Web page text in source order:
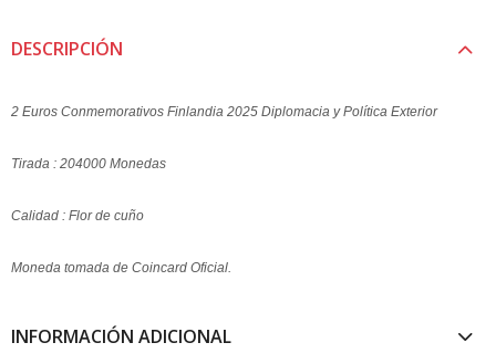
DESCRIPCIÓN
2 Euros Conmemorativos Finlandia 2025 Diplomacia y Política Exterior
Tirada : 204000 Monedas
Calidad : Flor de cuño
Moneda tomada de Coincard Oficial.
INFORMACIÓN ADICIONAL